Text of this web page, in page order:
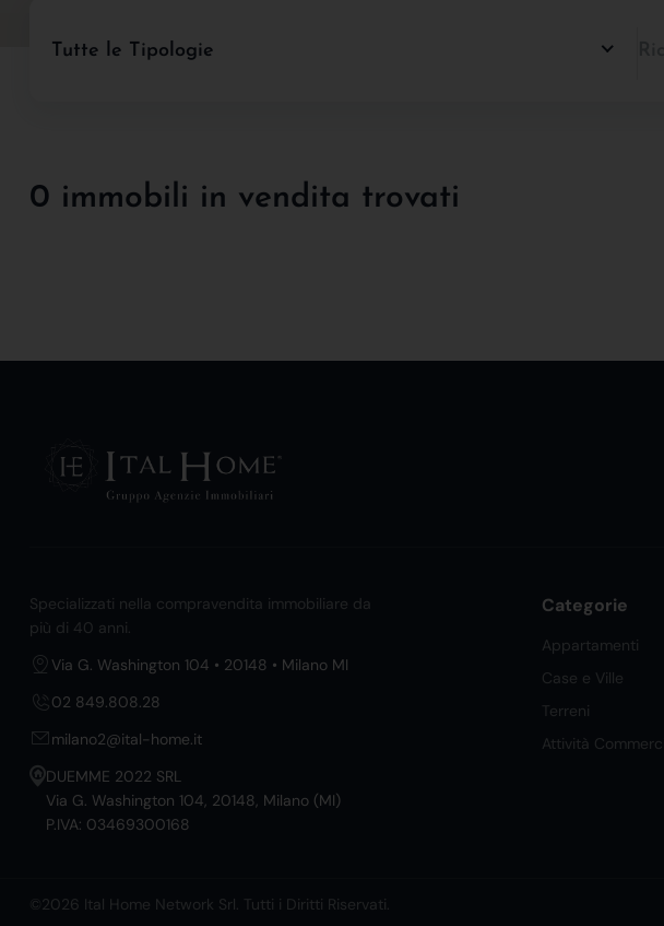
Tutte le Tipologie
0 immobili in vendita trovati
Specializzati nella compravendita immobiliare da
più di 40 anni.
Via G. Washington 104 • 20148 • Milano MI
02 849.808.28
milano2@ital-home.it
DUEMME 2022 SRL
Via G. Washington 104, 20148, Milano (MI)
P.IVA: 03469300168
Categorie
Appartamenti
Case e Ville
Terreni
Attività
©2026 Ital Home Network Srl. Tutti i Diritti Riservati.